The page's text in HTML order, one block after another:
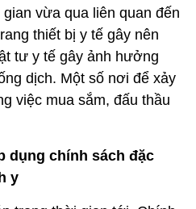
vừa qua liên quan đến
thiết bị y tế gây nên
tư y tế gây ảnh hưởng
dịch. Một số nơi để xảy
việc mua sắm, đấu thầu
dụng chính sách đặc
y